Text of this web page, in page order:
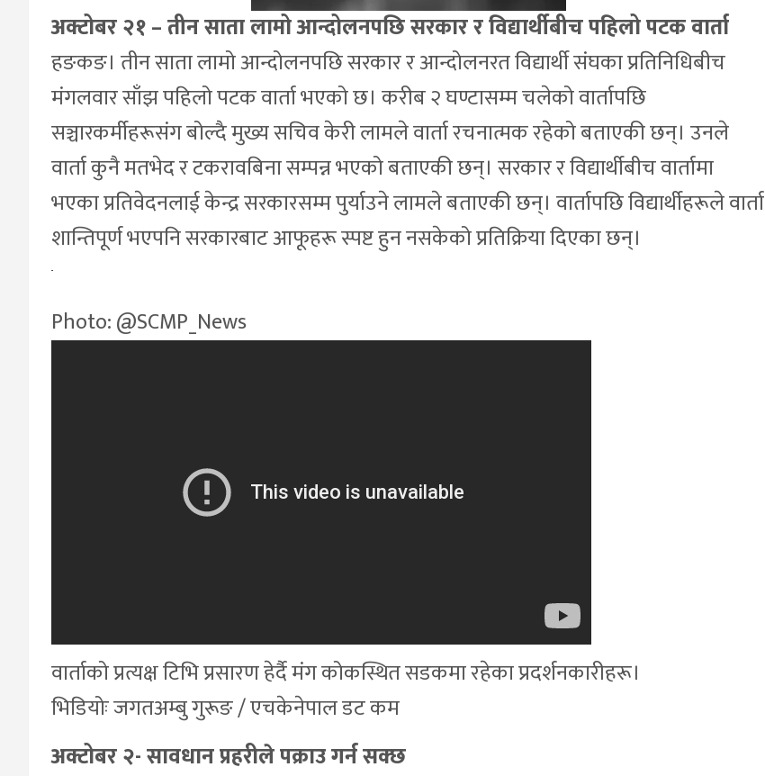
अक्टोबर २१ – तीन साता लामो आन्दोलनपछि सरकार र विद्यार्थीबीच पहिलो पटक वार्ता
हङकङ। तीन साता लामो आन्दोलनपछि सरकार र आन्दोलनरत विद्यार्थी संघका प्रतिनिधिबीच
मंगलवार साँझ पहिलो पटक वार्ता भएको छ। करीब २ घण्टासम्म चलेको वार्तापछि
सञ्चारकर्मीहरूसंग बोल्दै मुख्य सचिव केरी लामले वार्ता रचनात्मक रहेको बताएकी छन्। उनले
वार्ता कुनै मतभेद र टकरावबिना सम्पन्न भएको बताएकी छन्। सरकार र विद्यार्थीबीच वार्तामा
भएका प्रतिवेदनलाई केन्द्र सरकारसम्म पुर्याउने लामले बताएकी छन्। वार्तापछि विद्यार्थीहरूले वार्ता
शान्तिपूर्ण भएपनि सरकारबाट आफूहरू स्पष्ट हुन नसकेको प्रतिक्रिया दिएका छन्।
Photo: @SCMP_News
वार्ताको प्रत्यक्ष टिभि प्रसारण हेर्दै मंग कोकस्थित सडकमा रहेका प्रदर्शनकारीहरू।
भिडियोः जगतअम्बु गुरूङ / एचकेनेपाल डट कम
अक्टोबर २- सावधान प्रहरीले पक्राउ गर्न सक्छ